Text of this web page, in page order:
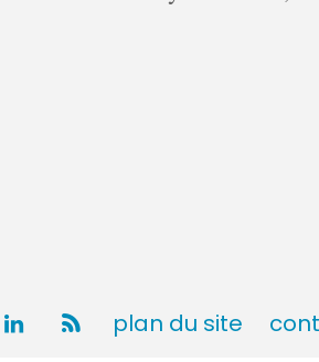
plan du site